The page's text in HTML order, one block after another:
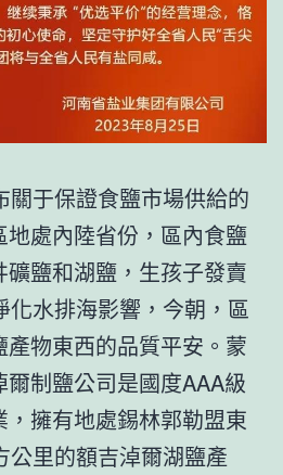
關于保證食鹽市場供給的
處內陸省份，區內食鹽
鹽和湖鹽，生孩子發賣
化水排海影響，今朝，區
物東西的品質平安。蒙
制鹽公司是國度AAA級
擁有地處錫林郭勒盟東
公里的額吉淖爾湖鹽產